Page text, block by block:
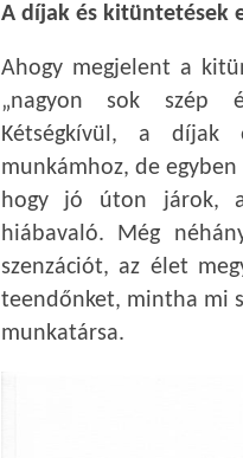
A díjak és kitüntetések
Ahogy megjelent a
„nagyon sok szép
Kétségkívül, a
munkámhoz, de
hogy jó úton járok,
hiábavaló. Még
szenzációt, az élet
teendőnket, mintha mi
munkatársa.